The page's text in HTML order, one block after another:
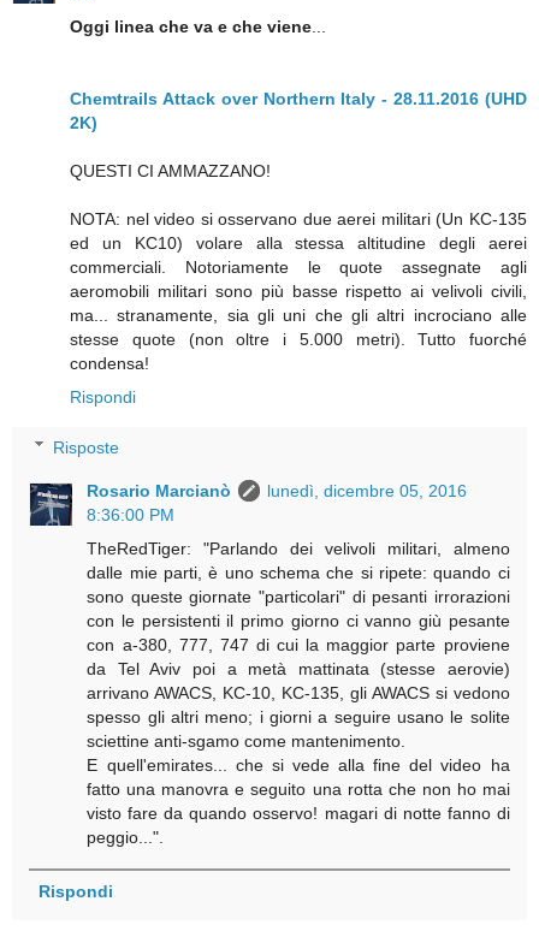
Oggi linea che va e che viene
Chemtrails Attack over Northern Italy - 28.11.2016 (UHD
2K)
QUESTI CI AMMAZZANO!
NOTA: nel video si osservano due aerei militari (Un KC-135
ed un KC10) volare alla stessa altitudine degli aerei
commerciali. Notoriamente le quote assegnate agli
aeromobili militari sono più basse rispetto ai velivoli civili,
ma... stranamente, sia gli uni che gli altri incrociano alle
stesse quote (non oltre i 5.000 metri). Tutto fuorché
condensa!
Rispondi
Risposte
Rosario Marcianò
lunedì, dicembre 05, 2016
8:36:00 PM
TheRedTiger: "Parlando dei velivoli militari, almeno
dalle mie parti, è uno schema che si ripete: quando ci
sono queste giornate "particolari" di pesanti irrorazioni
con le persistenti il primo giorno ci vanno giù pesante
con a-380, 777, 747 di cui la maggior parte proviene
da Tel Aviv poi a metà mattinata (stesse aerovie)
arrivano AWACS, KC-10, KC-135, gli AWACS si vedono
spesso gli altri meno; i giorni a seguire usano le solite
sciettine anti-sgamo come mantenimento.
E quell'emirates... che si vede alla fine del video ha
fatto una manovra e seguito una rotta che non ho mai
visto fare da quando osservo! magari di notte fanno di
peggio...".
Rispondi